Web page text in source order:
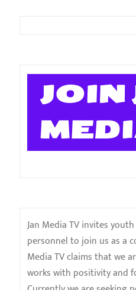
JOIN
Jan Media TV invites
personnel to join us as a
Media TV claims that we
works with positivity and